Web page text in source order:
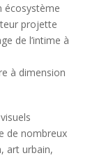
écosystème
projette
de l’intime à
à dimension
de nombreux
art urbain,